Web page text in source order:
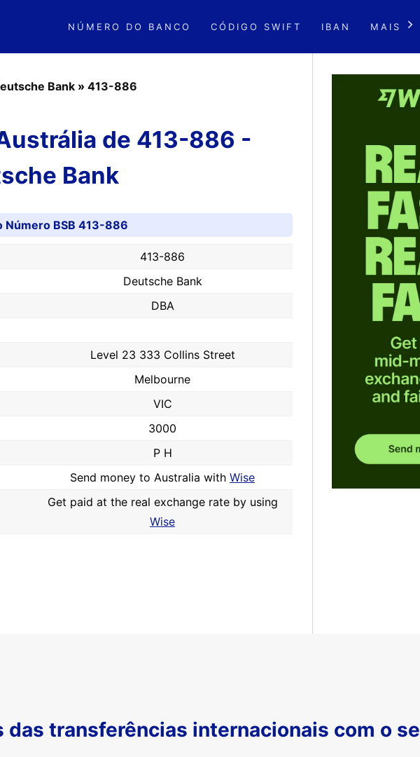
NÚMERO DO BANCO CÓDIGO SWIFT IBAN MAIS
Bank » 413-886
de 413-886 -
Bank
Número BSB 413-886
413-886
Deutsche Bank
DBA
Level 23 333 Collins Street
Melbourne
VIC
3000
P H
Send money to Australia with Wise
Get paid at the real exchange rate by using
Wise
das transferências internacionais com o